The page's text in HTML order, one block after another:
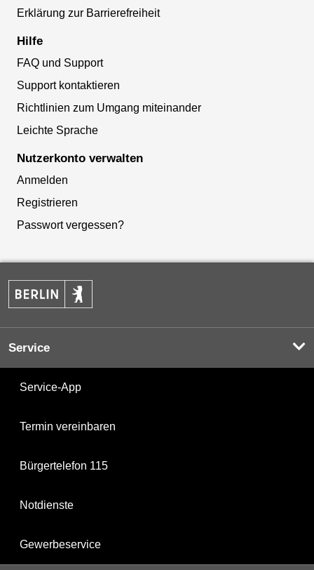
Erklärung zur Barrierefreiheit
Hilfe
FAQ und Support
Support kontaktieren
Richtlinien zum Umgang miteinander
Leichte Sprache
Nutzerkonto verwalten
Anmelden
Registrieren
Passwort vergessen?
Service
Service-App
Termin vereinbaren
Bürgertelefon 115
Notdienste
Gewerbeservice